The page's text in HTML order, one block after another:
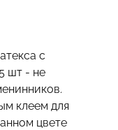
с
шт - не
клеем для
цвете